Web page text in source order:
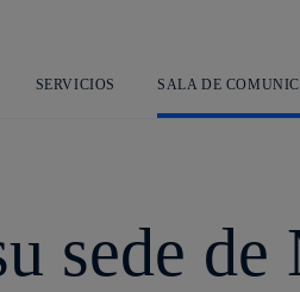
SERVICIOS SALA DE
sede